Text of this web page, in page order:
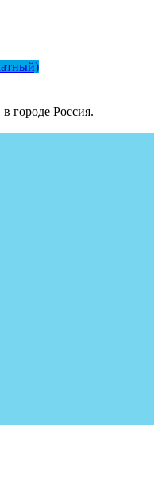
в городе Россия.